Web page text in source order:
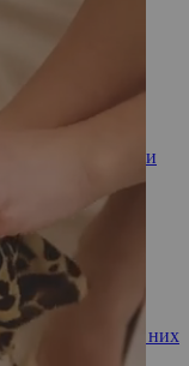
со сливками
лба наконец от них